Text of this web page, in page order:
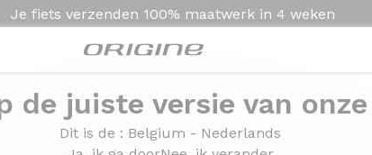
Je fiets verzenden 100% maatwerk in 4 weken
de juiste versie van
Dit is de : Belgium - Nederlands
Axxome RS2